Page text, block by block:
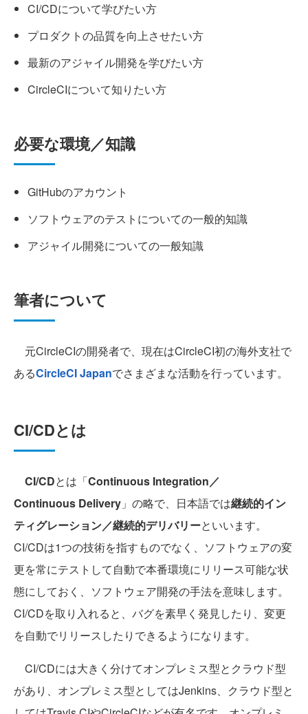
CI/CDについて学びたい方
プロダクトの品質を向上させたい方
最新のアジャイル開発を学びたい方
CircleCIについて知りたい方
必要な環境／知識
GitHubのアカウント
ソフトウェアのテストについての一般的知識
アジャイル開発についての一般知識
筆者について
元CircleCIの開発者で、現在はCircleCI初の海外支社で
あるCircleCI Japanでさまざまな活動を行っています。
CI/CDとは
CI/CDとは「Continuous Integration／
Continuous Delivery 」の略で、日本語では継続的イン
ティグレーション／継続的デリバリーといいます。
CI/CDは1つの技術を指すものでなく、ソフトウェアの変
更を常にテストして自動で本番環境にリリース可能な状
態にしておく、ソフトウェア開発の手法を意味します。
CI/CDを取り入れると、バグを素早く発見したり、変更
を自動でリリースしたりできるようになります。
CI/CDには大きく分けてオンプレミス型とクラウド型
があり、オンプレミス型としてはJenkins、クラウド型と